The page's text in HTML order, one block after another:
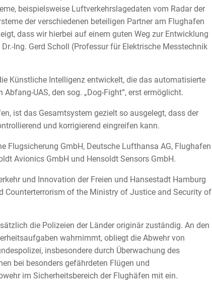
beispielsweise Luftverkehrslagedaten vom Radar der
der verschiedenen beteiligen Partner am Flughafen
dass wir hierbei auf einem guten Weg zur Entwicklung
Ing. Gerd Scholl (Professur für Elektrische Messtechnik
Künstliche Intelligenz entwickelt, die das automatisierte
UAS, den sog. „Dog-Fight“, erst ermöglicht.
ist das Gesamtsystem gezielt so ausgelegt, dass der
und korrigierend eingreifen kann.
Flugsicherung GmbH, Deutsche Lufthansa AG, Flughafen
Avionics GmbH und Hensoldt Sensors GmbH.
und Innovation der Freien und Hansestadt Hamburg
Counterterrorism of the Ministry of Justice and Security of
die Polizeien der Länder originär zuständig. An den
wahrnimmt, obliegt die Abwehr von
insbesondere durch Überwachung des
bei besonders gefährdeten Flügen und
im Sicherheitsbereich der Flughäfen mit ein.